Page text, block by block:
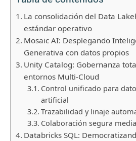
La consolidación del Data
estándar operativo
Mosaic AI: Desplegando
Generativa con datos propios
Unity Catalog: Gobernanza
entornos Multi-Cloud
Control unificado para
artificial
Trazabilidad y linaje
Colaboración segura
Databricks SQL: